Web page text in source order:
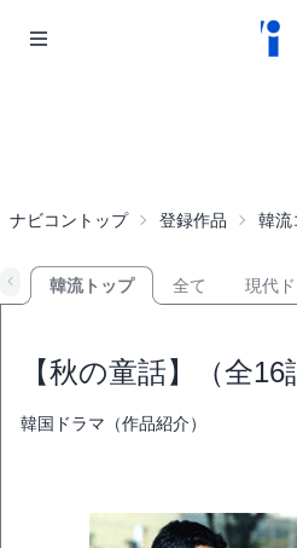
ナビコントップ 登録作品 韓流
韓流トップ 全て 現代
【秋の童話】（全
韓国ドラマ（作品紹介）